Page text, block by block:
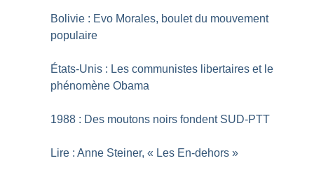
Bolivie : Evo Morales, boulet du mouvement
populaire
États-Unis : Les communistes libertaires et le
phénomène Obama
1988 : Des moutons noirs fondent SUD-PTT
Lire : Anne Steiner, « Les En-dehors »